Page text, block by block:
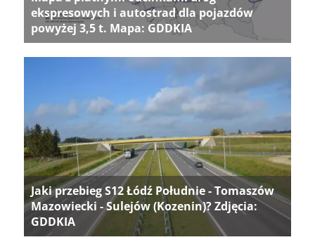
ekspresowych i autostrad dla pojazdów
powyżej 3,5 t. Mapa: GDDKIA
Jaki przebieg S12 Łódź Południe - Tomaszów
Mazowiecki - Sulejów (Kozenin)? Zdjęcia:
GDDKIA